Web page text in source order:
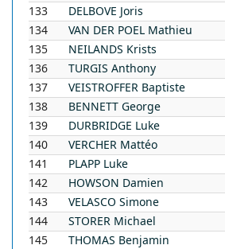
133
DELBOVE Joris
134
VAN DER POEL Mathieu
135
NEILANDS Krists
136
TURGIS Anthony
137
VEISTROFFER Baptiste
138
BENNETT George
139
DURBRIDGE Luke
140
VERCHER Mattéo
141
PLAPP Luke
142
HOWSON Damien
143
VELASCO Simone
144
STORER Michael
145
THOMAS Benjamin